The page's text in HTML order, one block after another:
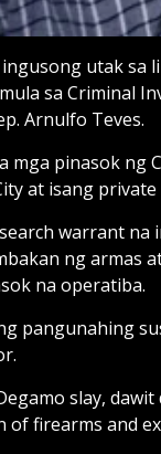
ingusong utak sa
sa Criminal
Arnulfo Teves.
mga pinasok ng
at isang
warrant na
ng armas
na operatiba.
pangunahing
slay,
of firearms and